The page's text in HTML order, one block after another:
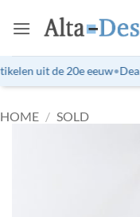
naar
uit de 20e eeuw•
HOME / SOLD